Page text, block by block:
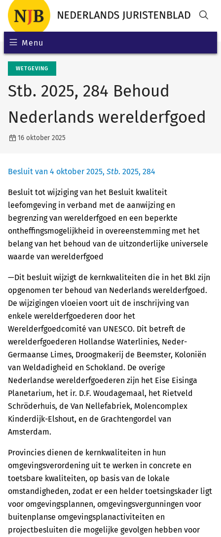
Menu
WETGEVING
Stb. 2025, 284 Behoud
Nederlands werelderfgoed
16 oktober 2025
Besluit van 4 oktober 2025, Stb. 2025, 284
Besluit tot wijziging van het Besluit kwaliteit
leefomgeving in verband met de aanwijzing en
begrenzing van werelderfgoed en een beperkte
ontheffingsmogelijkheid in overeenstemming met het
belang van het behoud van de uitzonderlijke universele
waarde van werelderfgoed
—Dit besluit wijzigt de kernkwaliteiten die in het Bkl zijn
opgenomen ter behoud van Nederlands werelderfgoed.
De wijzigingen vloeien voort uit de inschrijving van
enkele werelderfgoederen door het
Werelderfgoedcomité van UNESCO. Dit betreft de
werelderfgoederen Hollandse Waterlinies, Neder-
Germaanse Limes, Droogmakerij de Beemster, Koloniën
van Weldadigheid en Schokland. De overige
Nederlandse werelderfgoederen zijn het Eise Eisinga
Planetarium, het ir. D.F. Woudagemaal, het Rietveld
Schröderhuis, de Van Nellefabriek, Molencomplex
Kinderdijk-Elshout, en de Grachtengordel van
Amsterdam.
Provincies dienen de kernkwaliteiten in hun
omgevingsverordening uit te werken in concrete en
toetsbare kwaliteiten, op basis van de lokale
omstandigheden, zodat er een helder toetsingskader ligt
voor omgevingsplannen, omgevingsvergunningen voor
buitenplanse omgevingsplanactiviteiten en
projectbesluiten die mogelijke gevolgen hebben voor